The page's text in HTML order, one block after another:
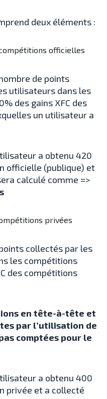
deux éléments :
officielles
de points
utilisateurs dans les
des gains XFC des
un utilisateur a
a obtenu 420
officielle (publique) et
calculé comme =>
privées
collectés par les
les compétitions
des compétitions
en tête-à-tête et
par l’utilisation de
comptées pour le
a obtenu 400
privée et a collecté